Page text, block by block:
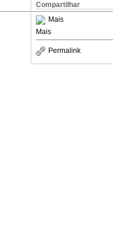
Compartilhar
Mais
Mais
Permalink